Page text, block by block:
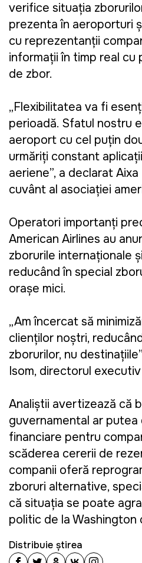
verifice situația
prezenta în aeroporturi
cu reprezentanții
informații în timp real cu
de zbor.
„Flexibilitatea va fi
perioadă. Sfatul nostru
aeroport cu cel puțin
urmăriți constant
aeriene”, a declarat
cuvânt al asociației
Operatori importanți
American Airlines au
zborurile internaționale
reducând în special
orașe mici.
„Am încercat să
clienților noștri,
zborurilor, nu
Isom, directorul
Analiștii avertizează că
guvernamental ar putea
financiare pentru
scăderea cererii de
companii oferă
zboruri alternative,
că situația se poate
politic de la Washington
Distribuie știrea